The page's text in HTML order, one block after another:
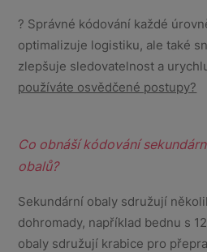
? Správné kódování každé
optimalizuje logistiku, ale také
zlepšuje sledovatelnost a
používáte osvědčené postupy?
Co obnáší kódování
obalů?
Sekundární obaly sdružují
dohromady, například bednu s
obaly sdružují krabice pro